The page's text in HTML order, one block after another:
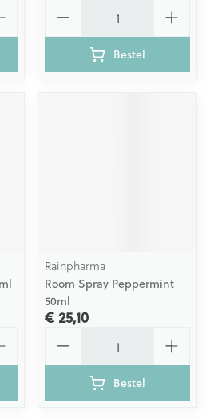
Bestel
Rainpharma
Room Spray Peppermint
50ml
€ 25,10
Bestel